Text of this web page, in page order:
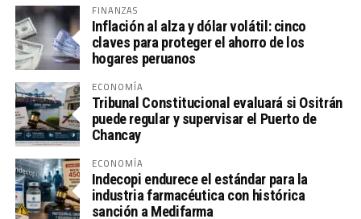
FINANZAS
Inflación al alza y dólar volátil: cinco
claves para proteger el ahorro de los
hogares peruanos
ECONOMÍA
Tribunal Constitucional evaluará si Ositrán
puede regular y supervisar el Puerto de
Chancay
ECONOMÍA
Indecopi endurece el estándar para la
industria farmacéutica con histórica
sanción a Medifarma